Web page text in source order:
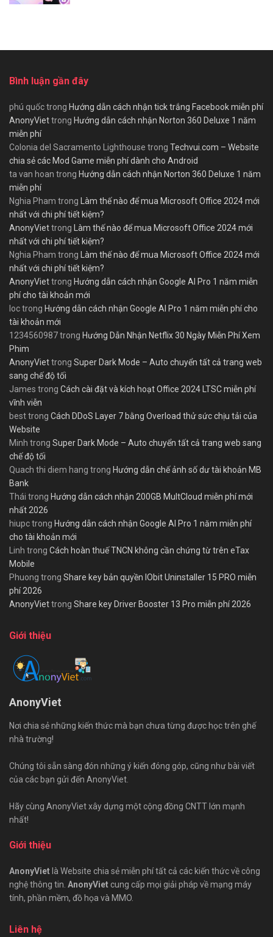
Bình luận gần đây
phú quốctrong Hướng dẫn cách nhận tick trắng Facebook miễn phí
AnonyViettrong Hướng dẫn cách nhận Norton 360 Deluxe 1 năm
miễn phí
Colonia del Sacramento Lighthouse trong Techvui.com – Website
chia sẻ các Mod Game miễn phí dành cho Android
ta van hoan trong Hướng dẫn cách nhận Norton 360 Deluxe 1 năm
miễn phí
Nghia Pham trong Làm thế nào để mua Microsoft Office 2024 mới
nhất với chi phí tiết kiệm?
AnonyViettrong Làm thế nào để mua Microsoft Office 2024 mới
nhất với chi phí tiết kiệm?
Nghia Pham trong Làm thế nào để mua Microsoft Office 2024 mới
nhất với chi phí tiết kiệm?
AnonyViettrong Hướng dẫn cách nhận Google AI Pro 1 năm miễn
phí cho tài khoản mới
loctrong Hướng dẫn cách nhận Google AI Pro 1 năm miễn phí cho
tài khoản mới
1234560987trong Hướng Dẫn Nhận Netflix 30 Ngày Miễn Phí Xem
Phim
AnonyViettrong Super Dark Mode – Auto chuyển tất cả trang web
sang chế độ tối
James trong Cách cài đặt và kích hoạt Office 2024 LTSC miễn phí
vĩnh viễn
besttrong Cách DDoS Layer 7 bằng Overload thử sức chịu tải của
Website
Minh trong Super Dark Mode – Auto chuyển tất cả trang web sang
chế độ tối
Quach thi diem hang trong Hướng dẫn chế ảnh số dư tài khoản MB
Bank
Thái trong Hướng dẫn cách nhận 200GB MultCloud miễn phí mới
nhất 2026
hiupctrong Hướng dẫn cách nhận Google AI Pro 1 năm miễn phí
cho tài khoản mới
Linh trong Cách hoàn thuế TNCN không cần chứng từ trên eTax
Mobile
Phuong trong Share key bản quyền IObit Uninstaller 15 PRO miễn
phí 2026
AnonyViettrong Share key Driver Booster 13 Pro miễn phí 2026
Giới thiệu
AnonyViet
Nơi chia sẻ những kiến thức mà bạn chưa từng được học trên ghế
nhà trường!
Chúng tôi sẵn sàng đón những ý kiến đóng góp, cũng như bài viết
của các bạn gửi đến AnonyViet.
Hãy cùng AnonyViet xây dựng một cộng đồng CNTT lớn mạnh
nhất!
Giới thiệu
AnonyViet là Website chia sẻ miễn phí tất cả các kiến thức về công
nghệ thông tin. AnonyViet cung cấp mọi giải pháp về mạng máy
tính, phần mềm, đồ họa và MMO.
Liên hệ